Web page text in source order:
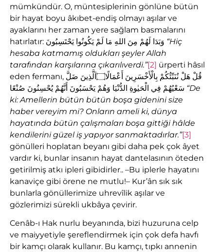
mümkündür. O, müntesiplerinin gönlüne bütün
bir hayat boyu âkıbet-endiş olmayı aşılar ve
ayaklarını her zaman yere sağlam basmalarını
“Hiç
hesaba katmamış oldukları şeyler Allah
tarafından karşılarına çıkarılıverdi.”[2] ürperti hâsıl
eden fermanı, قُلْ هَلْ نُنَبِّئُكُمْ بِالْأَخْسَرِينَ أَعْمَالًا۝اَلَّذِينَ ضَلَّ
“De
ki:Amellerin bütün bütün boşa gidenini size
haber vereyim mi? Onların ameli ki, dünya
hayatında bütün çalışmaları boşa gittiği hâlde
kendilerini güzel iş yapıyor sanmaktadırlar.”[3]
gönülleri hoplatan beyanı gibi daha pek çok âyet
vardır ki, bunlar insanın hayat dantelasının öteden
getirilmiş atkı ipleri gibidirler.. –Bu iplerle hayatını
kanaviçe gibi örene ne mutlu!– Kur’ân sık sık
bunlarla gönüllerimize uhrevîlik aşılar ve
gözlerimizi sürekli ukbâya çevirir.
Cenâb-ı Hak nurlu beyanında, bizi huzuruna celp
ve maiyyetiyle şereflendirmek için çok defa havfı
bir kamçı olarak kullanır. Bu kamçı, tıpkı annenin